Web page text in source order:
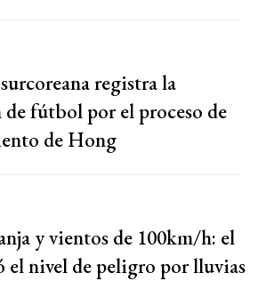
registra la
fútbol por el proceso de
de Hong
y vientos de 100km/h: el
el nivel de peligro por lluvias